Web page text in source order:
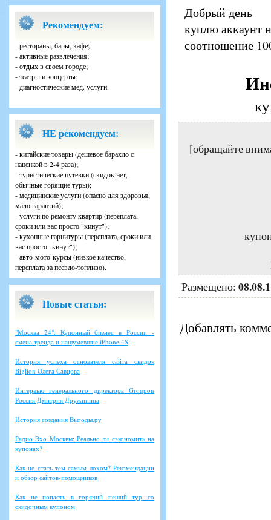
Рекомендуем:
- рестораны, бары, кафе;
- активные развлечения;
- отдых в своем городе;
- театры и концерты;
- диагностические мед. услуги.
НЕ рекомендуем:
- китайские товары (дешевое барахло с
наценкой в 2-4 раза);
- туристические путевки (скидок нет,
обычные горящие туры);
- медицинские услуги (опасно для здоровья,
мало гарантий);
- услуги по ремонту квартир (переплата,
сроки или вас просто "кинут");
- кухонные гарнитуры (переплата, сроки или
вас просто "кинут");
- авто-мото-курсы (низкое качество,
переплата за псевдо-топливо).
Новые статьи:
"Москва 24": Купонный бизнес в России -
смена тренда и нашумевшие iPhone 4S
История успеха основателя сайта скидок
Biglion Олега Савцова
Интервью генерального директора Groupon
Россия Дмитрия Дружинина
История создания Выгоды.ру
Радио Эхо Москвы: Реально ли сэкономить на
купонах?
Как не стать тем самым лохом? Рекомендации
и обзор сайтов-помощников
Как не попасть в горячий пеший тур со
скидочным купоном
Добрый день
куплю аккаунт
соотношение
[обращайте
Размещено:
Добавлять